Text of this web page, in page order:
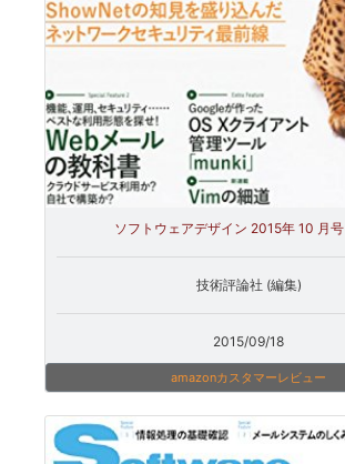
ソフトウェアデザイン 2015年 10 月
技術評論社 (編集)
2015/09/18
amazonカスタマーレビュー